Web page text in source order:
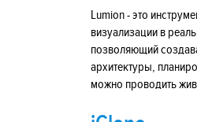
Lumion - это
визуализации в
позволяющий
архитектуры,
можно проводить